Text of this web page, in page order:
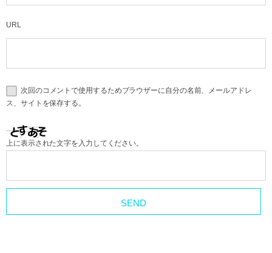
URL
次回のコメントで使用するためブラウザーに自分の名前、メールアドレ
ス、サイトを保存する。
上に表示された文字を入力してください。